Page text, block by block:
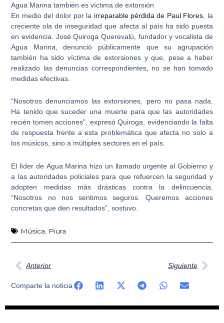
Agua Marina también es víctima de extorsión
En medio del dolor por la irreparable pérdida de Paul Flores , la
creciente ola de inseguridad que afecta al país ha sido puesta
en evidencia. José Quiroga Querevalú, fundador y vocalista de
Agua Marina , denunció públicamente que su agrupación
también ha sido víctima de extorsiones y que, pese a haber
realizado las denuncias correspondientes, no se han tomado
medidas efectivas.
“Nosotros denunciamos las extorsiones, pero no pasa nada.
Ha tenido que suceder una muerte para que las autoridades
recién tomen acciones”, expresó Quiroga, evidenciando la falta
de respuesta frente a esta problemática que afecta no solo a
los músicos, sino a múltiples sectores en el país.
El líder de Agua Marina hizo un llamado urgente al Gobierno y
a las autoridades policiales para que refuercen la seguridad y
adopten medidas más drásticas contra la delincuencia.
“Nosotros no nos sentimos seguros. Queremos acciones
concretas que den resultados”, sostuvo.
Música, Piura
Ant
Anterior Siguiente
Comparte la noticia